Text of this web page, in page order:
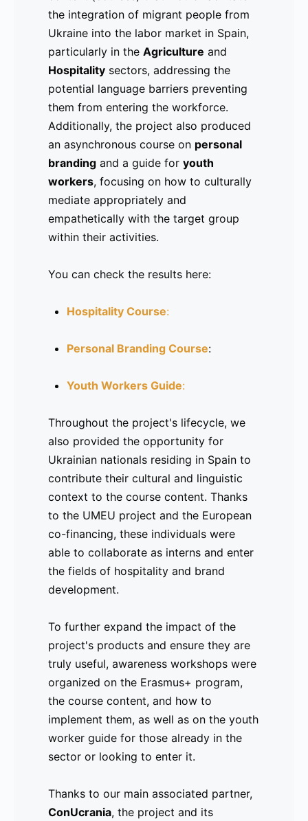
the integration of migrant people from
Ukraine into the labor market in Spain,
particularly in the Agriculture and
Hospitality sectors, addressing the
potential language barriers preventing
them from entering the workforce.
Additionally, the project also produced
an asynchronous course on personal
branding and a guide for youth
workers, focusing on how to culturally
mediate appropriately and
empathetically with the target group
within their activities.
You can check the results here:
Hospitality Course:
Personal Branding Course:
Youth Workers Guide:
Throughout the project's lifecycle, we
also provided the opportunity for
Ukrainian nationals residing in Spain to
contribute their cultural and linguistic
context to the course content. Thanks
to the UMEU project and the European
co-financing, these individuals were
able to collaborate as interns and enter
the fields of hospitality and brand
development.
To further expand the impact of the
project's products and ensure they are
truly useful, awareness workshops were
organized on the Erasmus+ program,
the course content, and how to
implement them, as well as on the youth
worker guide for those already in the
sector or looking to enter it.
Thanks to our main associated partner,
ConUcrania, the project and its
proporcionar información sobre cómo
perfilarse en línea (personal branding)
con el fin de llegar a futuros
empleadores. Lea el comunicado de
prensa completo aquí:
https://drive.google.com/file/d/
usp=sharing.
integración de personas migrantes de
Ucrania en el mercado laboral en
España, especialmente en los sectores
deAgriculturayHostelería,
enfocándose en las posibles barreras
idiomáticas que dificultaban su acceso
al empleo. Además, el proyecto también
desarrolló un curso asincrónico sobre
desarrollo de marca personaly una
guía paratrabajadores juveniles(Youth
Workers), sobre cómo mediar
culturalmente de manera adecuada y
empática con el grupo objetivo dentro
Durante el ciclo de vida del proyecto,
también se brindó la oportunidad de
colaborar a personas de nacionalidad
ucraniana radicadas en España, quienes
aportaron un valioso contexto cultural y
lingüístico a los contenidos de los
cursos. Gracias al proyecto UMEU y a la
cofinanciación europea, estas personas
pudieron colaborar como becarios y
y el desarrollo de marca.
Para llevar los productos del proyecto
aún más lejos y garantizar que fueran
realmente útiles, se organizaron talleres
de sensibilización sobre el programa
Erasmus+, los contenidos y cómo
implementarlos, así como sobre la guía
aquellos que ya están en el sector como
para los que buscan adentrarse en él.